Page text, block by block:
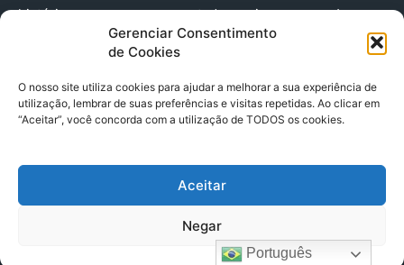
Gerenciar Consentimento
de Cookies
O nosso site utiliza cookies para ajudar a melhorar a sua experiência de
utilização, lembrar de suas preferências e visitas repetidas. Ao clicar em
“Aceitar”, você concorda com a utilização de TODOS os cookies.
Aceitar
Negar
história que merece ser contada, envie-nos agora!
(91) 98224 - 3111
© 2025 A Província do Pará CNPJ: 04.901.141/0001-36 End .
Trav. Quintino Bocaiuva 2301, Ed. Rogério Fernandez – Sala
2701- Cremação – CEP 66045.315
Português